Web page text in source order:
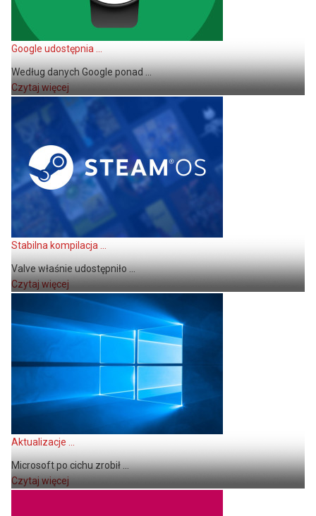
Google udostępnia ...
Według danych Google ponad ...
Czytaj więcej
Stabilna kompilacja ...
Valve właśnie udostępniło ...
Czytaj więcej
Aktualizacje ...
Microsoft po cichu zrobił ...
Czytaj więcej